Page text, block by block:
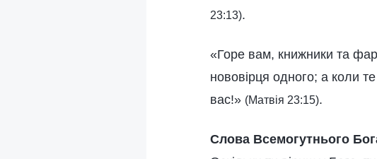
23:13).
«Горе вам, книжники та
нововірця одного; а коли
вас!» (Матвія 23:15).
Слова Всемогутнього